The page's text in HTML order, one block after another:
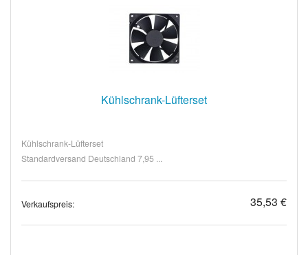
Kühlschrank-Lüfterset
Kühlschrank-Lüfterset
Standardversand Deutschland 7,95 ...
Verkaufspreis: 35,53 €